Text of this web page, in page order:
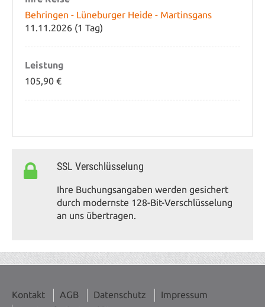
Behringen - Lüneburger Heide - Martinsgans
11.11.2026 (1 Tag)
Leistung
105,90 €
SSL Verschlüsselung
Ihre Buchungsangaben werden gesichert
durch modernste 128-Bit-Verschlüsselung
an uns übertragen.
Kontakt AGB Datenschutz
Impressum